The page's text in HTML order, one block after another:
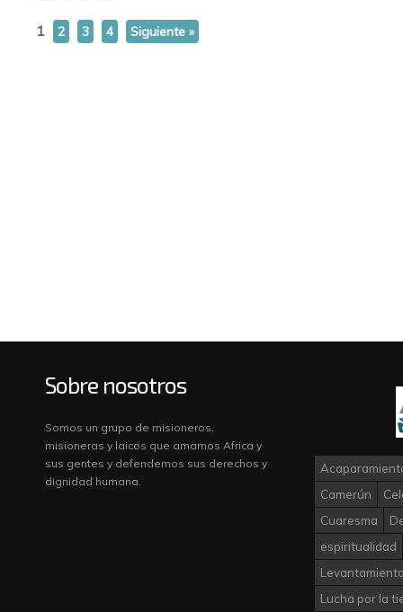
1 2 3 4 Siguiente »
Sobre nosotros
Somos un grupo de misioneros,
misioneras y laicos que amamos Africa y
sus gentes y defendemos sus derechos y
dignidad humana.
Camerún
Cuaresma
espiritualidad
Lucha por la